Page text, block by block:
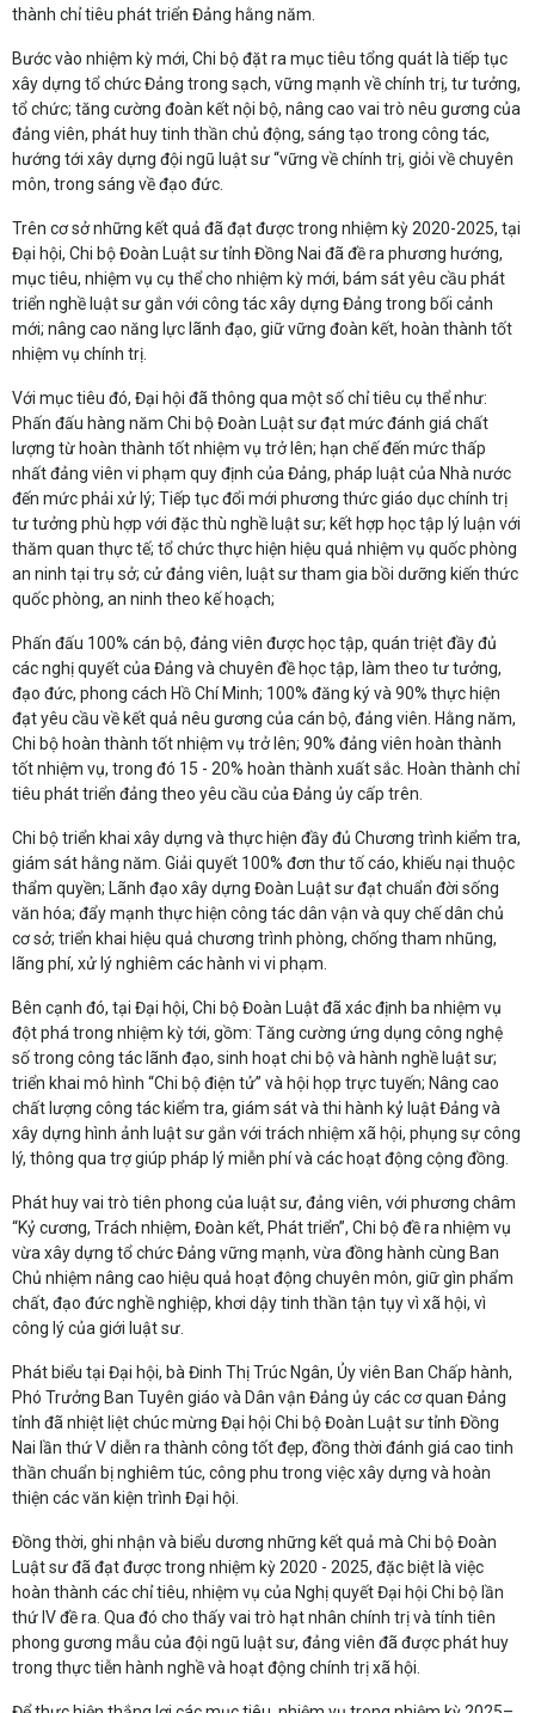
thành chỉ tiêu phát triển Đảng hằng năm.
Bước vào nhiệm kỳ mới, Chi bộ đặt ra mục tiêu tổng quát là tiếp tục
xây dựng tổ chức Đảng trong sạch, vững mạnh về chính trị, tư tưởng,
tổ chức; tăng cường đoàn kết nội bộ, nâng cao vai trò nêu gương của
đảng viên, phát huy tinh thần chủ động, sáng tạo trong công tác,
hướng tới xây dựng đội ngũ luật sư “vững về chính trị, giỏi về chuyên
môn, trong sáng về đạo đức.
Trên cơ sở những kết quả đã đạt được trong nhiệm kỳ 2020-2025, tại
Đại hội, Chi bộ Đoàn Luật sư tỉnh Đồng Nai đã đề ra phương hướng,
mục tiêu, nhiệm vụ cụ thể cho nhiệm kỳ mới, bám sát yêu cầu phát
triển nghề luật sư gắn với công tác xây dựng Đảng trong bối cảnh
mới; nâng cao năng lực lãnh đạo, giữ vững đoàn kết, hoàn thành tốt
nhiệm vụ chính trị.
Với mục tiêu đó, Đại hội đã thông qua một số chỉ tiêu cụ thể như:
Phấn đấu hàng năm Chi bộ Đoàn Luật sư đạt mức đánh giá chất
lượng từ hoàn thành tốt nhiệm vụ trở lên; hạn chế đến mức thấp
nhất đảng viên vi phạm quy định của Đảng, pháp luật của Nhà nước
đến mức phải xử lý; Tiếp tục đổi mới phương thức giáo dục chính trị
tư tưởng phù hợp với đặc thù nghề luật sư; kết hợp học tập lý luận với
thăm quan thực tế; tổ chức thực hiện hiệu quả nhiệm vụ quốc phòng
an ninh tại trụ sở; cử đảng viên, luật sư tham gia bồi dưỡng kiến thức
quốc phòng, an ninh theo kế hoạch;
Phấn đấu 100% cán bộ, đảng viên được học tập, quán triệt đầy đủ
các nghị quyết của Đảng và chuyên đề học tập, làm theo tư tưởng,
đạo đức, phong cách Hồ Chí Minh; 100% đăng ký và 90% thực hiện
đạt yêu cầu về kết quả nêu gương của cán bộ, đảng viên. Hằng năm,
Chi bộ hoàn thành tốt nhiệm vụ trở lên; 90% đảng viên hoàn thành
tốt nhiệm vụ, trong đó 15 - 20% hoàn thành xuất sắc. Hoàn thành chỉ
tiêu phát triển đảng theo yêu cầu của Đảng ủy cấp trên.
Chi bộ triển khai xây dựng và thực hiện đầy đủ Chương trình kiểm tra,
giám sát hằng năm. Giải quyết 100% đơn thư tố cáo, khiếu nại thuộc
thẩm quyền; Lãnh đạo xây dựng Đoàn Luật sư đạt chuẩn đời sống
văn hóa; đẩy mạnh thực hiện công tác dân vận và quy chế dân chủ
cơ sở; triển khai hiệu quả chương trình phòng, chống tham nhũng,
lãng phí, xử lý nghiêm các hành vi vi phạm.
Bên cạnh đó, tại Đại hội, Chi bộ Đoàn Luật đã xác định ba nhiệm vụ
đột phá trong nhiệm kỳ tới, gồm: Tăng cường ứng dụng công nghệ
số trong công tác lãnh đạo, sinh hoạt chi bộ và hành nghề luật sư;
triển khai mô hình “Chi bộ điện tử” và hội họp trực tuyến; Nâng cao
chất lượng công tác kiểm tra, giám sát và thi hành kỷ luật Đảng và
xây dựng hình ảnh luật sư gắn với trách nhiệm xã hội, phụng sự công
lý, thông qua trợ giúp pháp lý miễn phí và các hoạt động cộng đồng.
Phát huy vai trò tiên phong của luật sư, đảng viên, với phương châm
“Kỷ cương, Trách nhiệm, Đoàn kết, Phát triển”, Chi bộ đề ra nhiệm vụ
vừa xây dựng tổ chức Đảng vững mạnh, vừa đồng hành cùng Ban
Chủ nhiệm nâng cao hiệu quả hoạt động chuyên môn, giữ gìn phẩm
chất, đạo đức nghề nghiệp, khơi dậy tinh thần tận tụy vì xã hội, vì
công lý của giới luật sư.
Phát biểu tại Đại hội, bà Đinh Thị Trúc Ngân, Ủy viên Ban Chấp hành,
Phó Trưởng Ban Tuyên giáo và Dân vận Đảng ủy các cơ quan Đảng
tỉnh đã nhiệt liệt chúc mừng Đại hội Chi bộ Đoàn Luật sư tỉnh Đồng
Nai lần thứ V diễn ra thành công tốt đẹp, đồng thời đánh giá cao tinh
thần chuẩn bị nghiêm túc, công phu trong việc xây dựng và hoàn
thiện các văn kiện trình Đại hội.
Đồng thời, ghi nhận và biểu dương những kết quả mà Chi bộ Đoàn
Luật sư đã đạt được trong nhiệm kỳ 2020 - 2025, đặc biệt là việc
hoàn thành các chỉ tiêu, nhiệm vụ của Nghị quyết Đại hội Chi bộ lần
thứ IV đề ra. Qua đó cho thấy vai trò hạt nhân chính trị và tính tiên
phong gương mẫu của đội ngũ luật sư, đảng viên đã được phát huy
trong thực tiễn hành nghề và hoạt động chính trị xã hội.